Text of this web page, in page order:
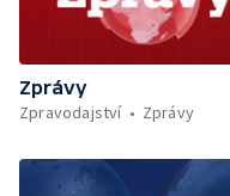
Zprávy
Zpravodajství
Zprávy